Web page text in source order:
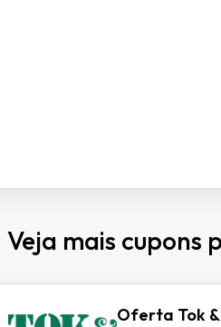
Veja mais cupons
Oferta Tok &